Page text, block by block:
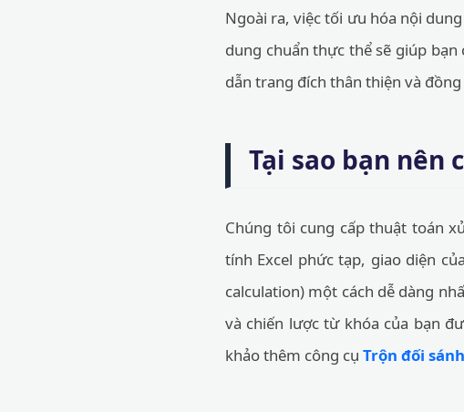
Ngoài ra, việc tối ưu hóa nội
dung chuẩn thực thể sẽ giúp
dẫn trang đích thân thiện và
Tại sao bạn nên
Chúng tôi cung cấp thuật toán
tính Excel phức tạp, giao diện
calculation) một cách dễ dàng
và chiến lược từ khóa của bạn
khảo thêm công cụ Trộn đối